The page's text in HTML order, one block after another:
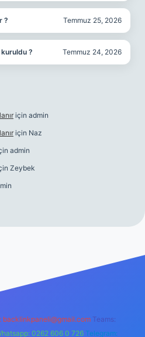
? Temmuz 25, 2026
kuruldu ? Temmuz 24, 2026
için admin
için Naz
admin
Zeybek
backlinkpaneli@gmail.com Teams:
0262 606 0 726 Telegram: